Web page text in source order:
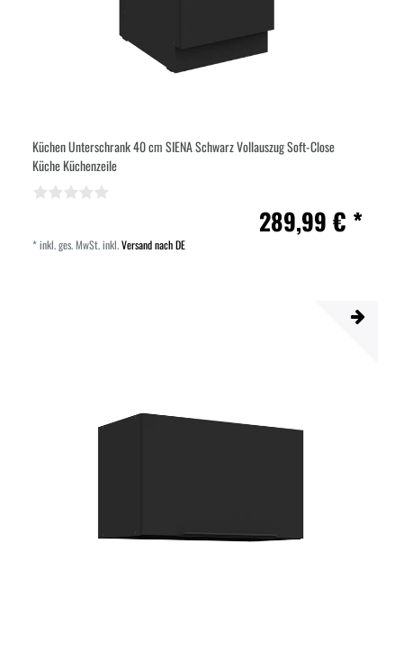
Küchen Unterschrank 40 cm SIENA Schwarz Vollauszug Soft-Close
Küche Küchenzeile
289,99 € *
*inkl. ges. MwSt.inkl.Versand nach DE